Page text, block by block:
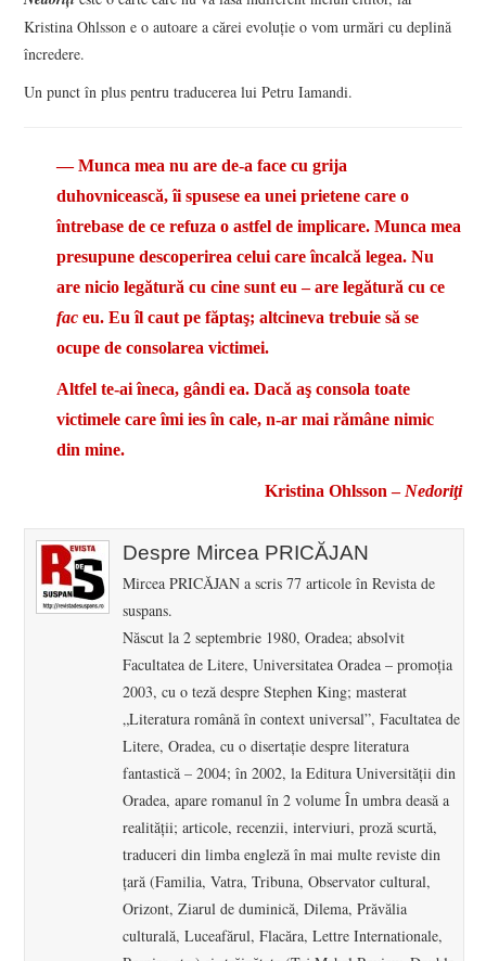
Kristina Ohlsson e o autoare a cărei evoluţie o vom urmări cu deplină
încredere.
Un punct în plus pentru traducerea lui Petru Iamandi.
― Munca mea nu are de-a face cu grija
duhovnicească, îi spusese ea unei prietene care o
întrebase de ce refuza o astfel de implicare. Munca mea
presupune descoperirea celui care încalcă legea. Nu
are nicio legătură cu cine sunt eu – are legătură cu ce
fac eu. Eu îl caut pe făptaş; altcineva trebuie să se
ocupe de consolarea victimei.
Altfel te-ai îneca, gândi ea. Dacă aş consola toate
victimele care îmi ies în cale, n-ar mai rămâne nimic
din mine.
Kristina Ohlsson – Nedoriţi
Despre Mircea PRICĂJAN
Mircea PRICĂJAN a scris 77 articole în Revista de
suspans.
Născut la 2 septembrie 1980, Oradea; absolvit
Facultatea de Litere, Universitatea Oradea – promoţia
2003, cu o teză despre Stephen King; masterat
„Literatura română în context universal”, Facultatea de
Litere, Oradea, cu o disertaţie despre literatura
fantastică – 2004; în 2002, la Editura Universităţii din
Oradea, apare romanul în 2 volume În umbra deasă a
realităţii; articole, recenzii, interviuri, proză scurtă,
traduceri din limba engleză în mai multe reviste din
ţară (Familia, Vatra, Tribuna, Observator cultural,
Orizont, Ziarul de duminică, Dilema, Prăvălia
culturală, Luceafărul, Flacăra, Lettre Internationale,